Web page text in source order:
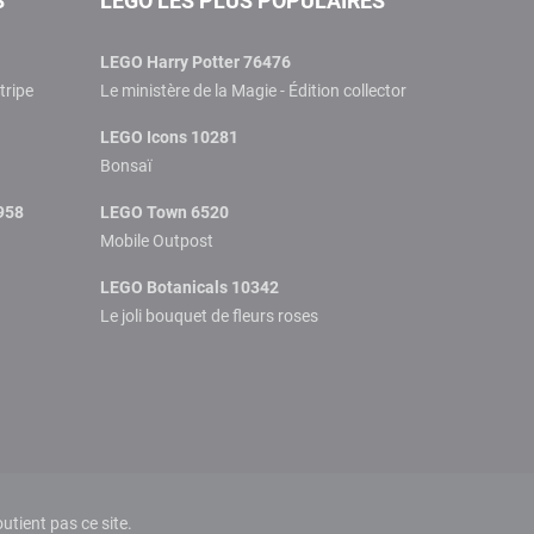
LEGO Harry Potter 76476
Le ministère de la Magie - Édition collector
LEGO Icons 10281
Bonsaï
LEGO Town 6520
Mobile Outpost
LEGO Botanicals 10342
Le joli bouquet de fleurs roses
pas ce site.